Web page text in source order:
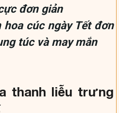
đơn giản
hoa cúc ngày Tết đơn
túc và may mắn
thanh liễu trưng